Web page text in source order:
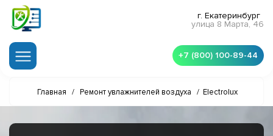
г. Екатеринбург
улица 8 Марта, 46
+7 (800) 100-89-44
Главная / Ремонт увлажнителей воздуха / Electrolux